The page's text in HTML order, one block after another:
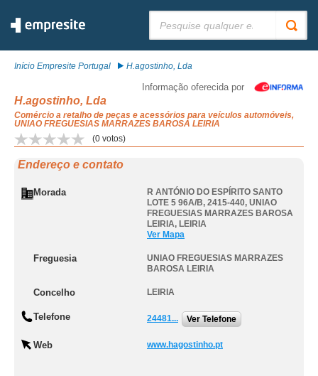
Início Empresite Portugal H.agostinho, Lda
Informação oferecida por
H.agostinho, Lda
Comércio a retalho de peças e acessórios para veículos automóveis,
UNIAO FREGUESIAS MARRAZES BAROSA LEIRIA
(0 votos)
Endereço e contato
Morada
R ANTÓNIO DO ESPÍRITO SANTO
LOTE 5 96A/B, 2415-440, UNIAO
FREGUESIAS MARRAZES BAROSA
LEIRIA, LEIRIA
Ver Mapa
Freguesia
UNIAO FREGUESIAS MARRAZES
BAROSA LEIRIA
Concelho LEIRIA
Telefone 24481... Ver Telefone
Web www.hagostinho.pt